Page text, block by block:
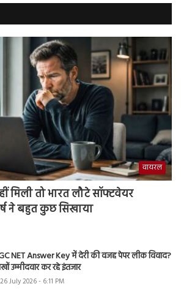
वायरल
मिली तो भारत लौटे सॉफ्टवेयर
ने बहुत कुछ सिखाया
NET Answer Key में देरी की वजह पेपर लीक विवाद?
उम्मीदवार कर रहे इंतजार
26 July 2026 - 6:11 PM